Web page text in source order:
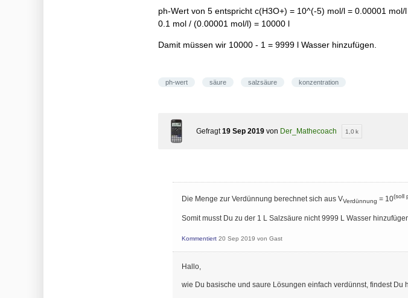
ph-Wert von 5 entspricht c(H3O+) = 10^(-5) mol/l = 0.00001 mol/l
0.1 mol / (0.00001 mol/l) = 10000 l
Damit müssen wir 10000 - 1 = 9999 l Wasser hinzufügen.
ph-wert säure salzsäure konzentration
Gefragt 19 Sep 2019 von Der_Mathecoach 1,0 k
Die Menge zur Verdünnung berechnet sich aus VVerdünnung = 10(soll
Somit musst Du zu der 1 L Salzsäure nicht 9999 L Wasser
Kommentiert 20 Sep 2019 von Gast
Hallo,
wie Du basische und saure Lösungen einfach verdünnst, findest Du